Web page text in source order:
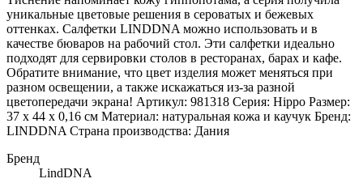
уникальные цветовые решения в сероватых и бежевых
оттенках. Салфетки LINDDNA можно использовать и в
качестве бюваров на рабочий стол. Эти салфетки идеально
подходят для сервировки столов в ресторанах, барах и кафе.
Обратите внимание, что цвет изделия может меняться при
разном освещении, а также искажаться из-за разной
цветопередачи экрана! Артикул: 981318 Серия: Hippo Размер:
37 х 44 х 0,16 см Материал: натуральная кожа и каучук Бренд:
LINDDNA Страна производства: Дания
Бренд
LindDNA